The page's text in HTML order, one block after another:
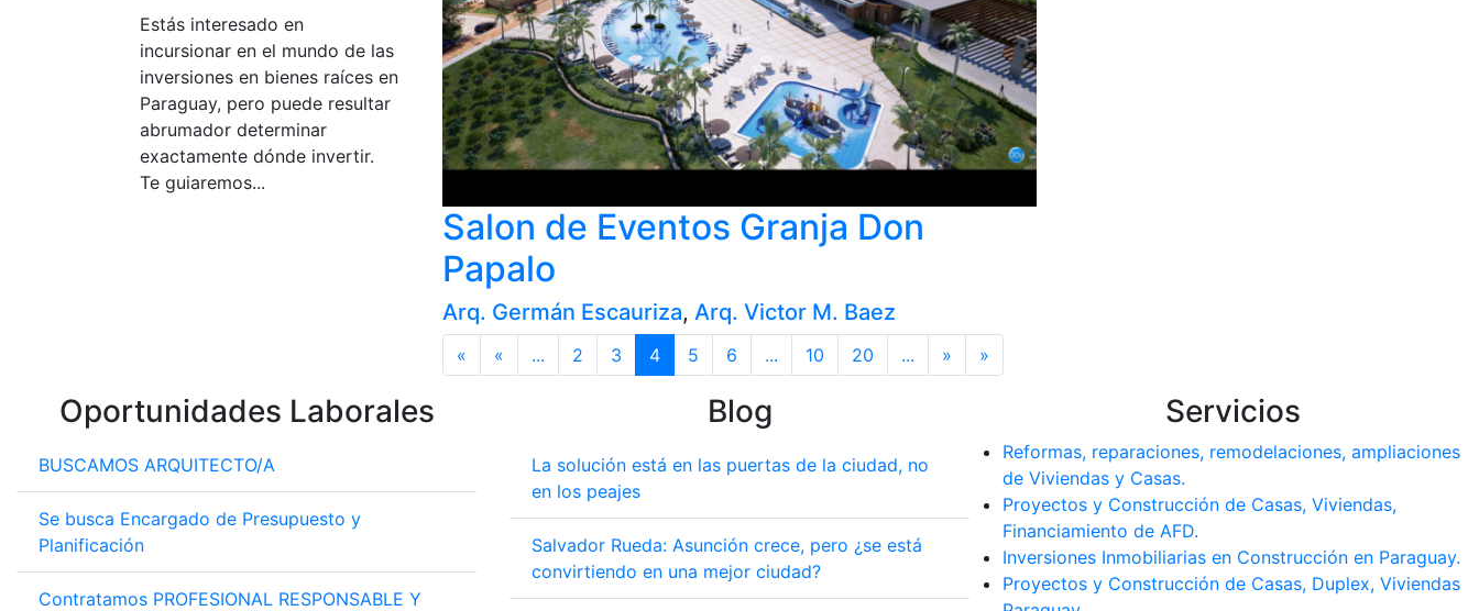
Salon de Eventos Granja Don
Papalo
Arq. Germán Escauriza, Arq. Victor M. Baez
« « ... 2 3 4 5 6 ... 10 20 ... » »
Estás interesado en
incursionar en el mundo de las
inversiones en bienes raíces en
Paraguay, pero puede resultar
abrumador determinar
exactamente dónde invertir.
Te guiaremos...
Oportunidades Laborales
BUSCAMOS ARQUITECTO/A
Se busca Encargado de Presupuesto y
Planificación
Contratamos PROFESIONAL RESPONSABLE Y
Blog
La solución está en las puertas de la ciudad, no
en los peajes
Salvador Rueda: Asunción crece, pero ¿se está
convirtiendo en una mejor ciudad?
Servicios
Reformas, reparaciones, remodelaciones, ampliaciones
de Viviendas y Casas.
Proyectos y Construcción de Casas, Viviendas,
Financiamiento de AFD.
Inversiones Inmobiliarias en Construcción en Paraguay.
Proyectos y Construcción de Casas, Duplex, Viviendas